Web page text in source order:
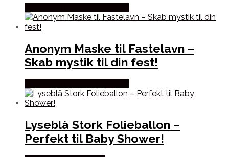
Anonym Maske til Fastelavn –
Skab mystik til din fest!
Lyseblå Stork Folieballon –
Perfekt til Baby Shower!